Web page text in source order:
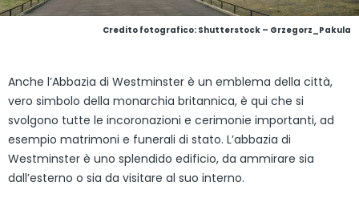
Credito fotografico: Shutterstock – Grzegorz_Pakula
Anche l’Abbazia di Westminster è un emblema della città,
vero simbolo della monarchia britannica, è qui che si
svolgono tutte le incoronazioni e cerimonie importanti, ad
esempio matrimoni e funerali di stato. L’abbazia di
Westminster è uno splendido edificio, da ammirare sia
dall’esterno o sia da visitare al suo interno.